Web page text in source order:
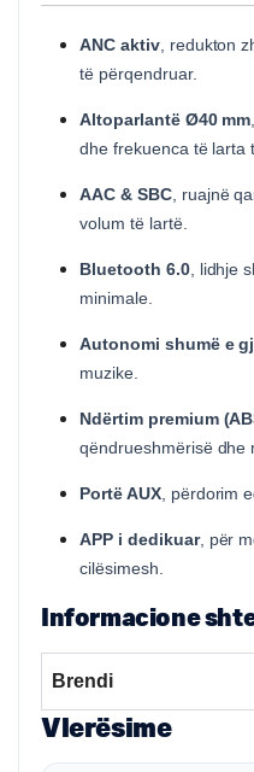
ANC aktiv, redukton
të përqendruar.
Altoparlantë Ø40 mm
dhe frekuenca të larta
AAC & SBC, ruajnë
volum të lartë.
Bluetooth 6.0, lidhje
minimale.
Autonomi shumë e
muzike.
Ndërtim premium
qëndrueshmërisë dhe
Portë AUX, përdorim
APP i dedikuar, për
cilësimesh.
Informacione
Brendi
Vlerësime